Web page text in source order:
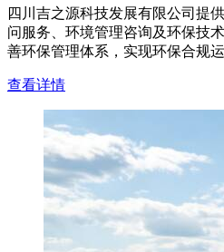
四川吉之源科技发展有限公司提
问服务、环境管理咨询及环保技
善环保管理体系，实现环保合规
查看详情